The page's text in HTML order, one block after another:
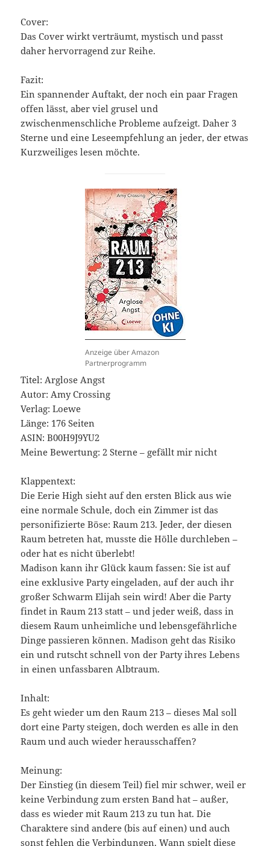
Cover:
Das Cover wirkt verträumt, mystisch und passt
daher hervorragend zur Reihe.
Fazit:
Ein spannender Auftakt, der noch ein paar Fragen
offen lässt, aber viel grusel und
zwischenmenschliche Probleme aufzeigt. Daher 3
Sterne und eine Leseempfehlung an jeder, der etwas
Kurzweiliges lesen möchte.
Anzeige über Amazon
Partnerprogramm
Titel: Arglose Angst
Autor: Amy Crossing
Verlag: Loewe
Länge: 176 Seiten
ASIN: ‎B00H9J9YU2
Meine Bewertung: 2 Sterne – gefällt mir nicht
Klappentext:
Die Eerie High sieht auf den ersten Blick aus wie
eine normale Schule, doch ein Zimmer ist das
personifizierte Böse: Raum 213. Jeder, der diesen
Raum betreten hat, musste die Hölle durchleben –
oder hat es nicht überlebt!
Madison kann ihr Glück kaum fassen: Sie ist auf
eine exklusive Party eingeladen, auf der auch ihr
großer Schwarm Elijah sein wird! Aber die Party
findet in Raum 213 statt – und jeder weiß, dass in
diesem Raum unheimliche und lebensgefährliche
Dinge passieren können. Madison geht das Risiko
ein und rutscht schnell von der Party ihres Lebens
in einen unfassbaren Albtraum.
Inhalt:
Es geht wieder um den Raum 213 – dieses Mal soll
dort eine Party steigen, doch werden es alle in den
Raum und auch wieder herausschaffen?
Meinung:
Der Einstieg (in diesem Teil) fiel mir schwer, weil er
keine Verbindung zum ersten Band hat – außer,
dass es wieder mit Raum 213 zu tun hat. Die
Charaktere sind andere (bis auf einen) und auch
sonst fehlen die Verbindungen. Wann spielt diese